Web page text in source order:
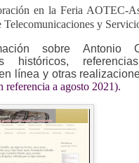
en la Feria AOTEC-
Telecomunicaciones y
sobre Antonio
históricos,
línea y otras
referencia a agosto 2021).